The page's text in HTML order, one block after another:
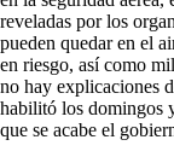
reveladas por los
pueden quedar en el
en riesgo, así como
no hay explicaciones
habilitó los domingos
que se acabe el